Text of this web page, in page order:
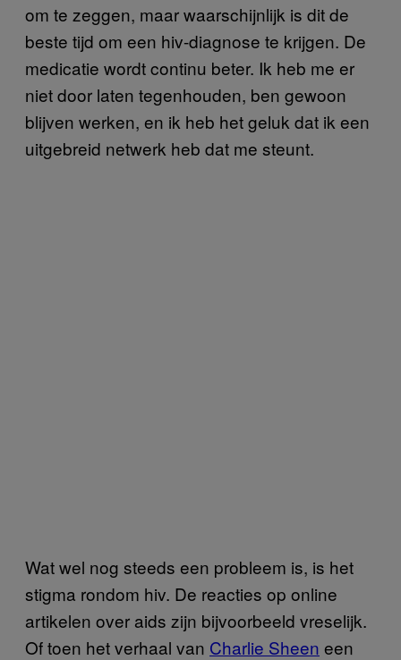
om te zeggen, maar waarschijnlijk is dit de
beste tijd om een hiv-diagnose te krijgen. De
medicatie wordt continu beter. Ik heb me er
niet door laten tegenhouden, ben gewoon
blijven werken, en ik heb het geluk dat ik een
uitgebreid netwerk heb dat me steunt.
Wat wel nog steeds een probleem is, is het
stigma rondom hiv. De reacties op online
artikelen over aids zijn bijvoorbeeld vreselijk.
Of toen het verhaal van Charlie Sheen een